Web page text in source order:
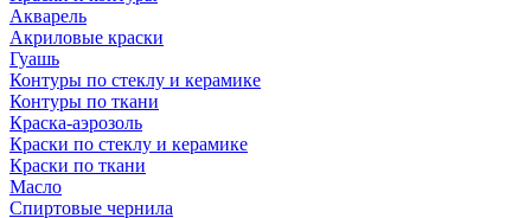
Акварель
Акриловые краски
Гуашь
Контуры по стеклу и керамике
Контуры по ткани
Краска-аэрозоль
Краски по стеклу и керамике
Краски по ткани
Масло
Спиртовые чернила